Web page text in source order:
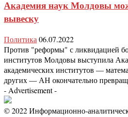
Академия наук Молдовы
вывеску
Политика 06.07.2022
Против "реформы" с ликвидацией
институтов Молдовы выступила
академических институтов —
других — АН окончательно
- Advertisement -
© 2022 Информационно-